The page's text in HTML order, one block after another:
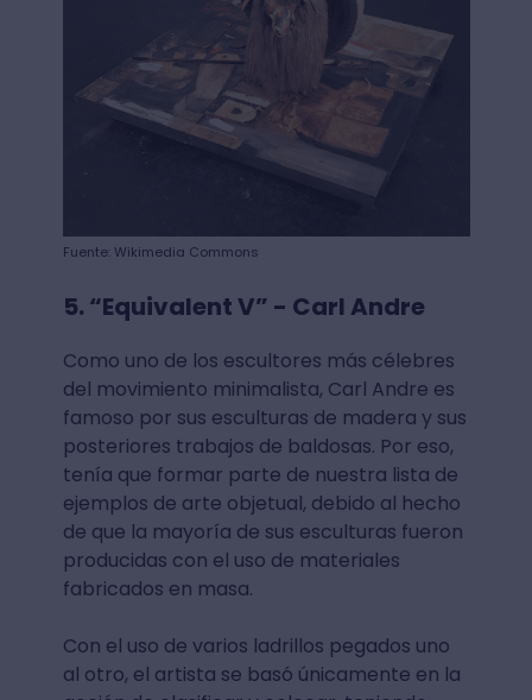
Fuente: Wikimedia Commons
5. “Equivalent V” - Carl Andre
Como uno de los escultores más célebres
del movimiento minimalista, Carl Andre es
famoso por sus esculturas de madera y sus
posteriores trabajos de baldosas. Por eso,
tenía que formar parte de nuestra lista de
ejemplos de arte objetual, debido al hecho
de que la mayoría de sus esculturas fueron
producidas con el uso de materiales
fabricados en masa.
Con el uso de varios ladrillos pegados uno
al otro, el artista se basó únicamente en la